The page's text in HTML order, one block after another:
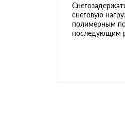
снеговую
полимерным
последующим